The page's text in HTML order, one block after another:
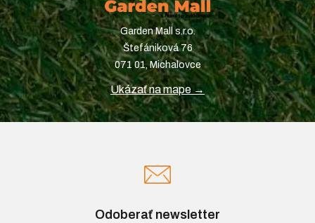
Garden Mall s.r.o.
Štefániková 76
071 01, Michalovce
Ukázať na mape →
Odoberať newsletter